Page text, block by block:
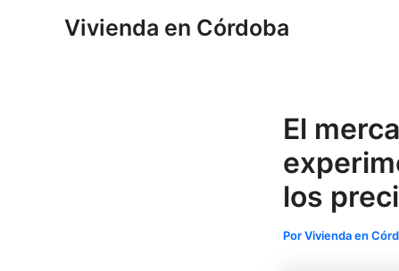
Vivienda en Córdoba
El
los
PorVivienda en
de